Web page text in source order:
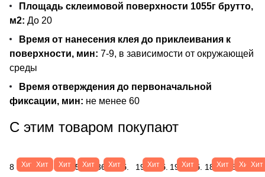
Площадь склеимовой поверхности 1055г брутто,
м2: До 20
Время от нанесения клея до приклеивания к
поверхности, мин: 7-9, в зависимости от окружающей
среды
Время отверждения до первоначальной
фиксации, мин: не менее 60
С этим товаром покупают
Хит
8
Хит
447
Хит
1 469
Хит
15
Хит
867 руб.
Хит
196 руб.
Хит
196 руб.
Хит
189
Хит
183
Хит
69